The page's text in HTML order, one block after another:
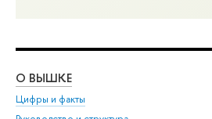
О ВЫШКЕ
Цифры и факты